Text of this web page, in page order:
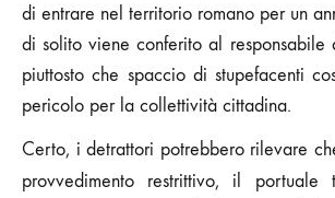
di entrare nel territorio romano per un
di solito viene conferito al
piuttosto che spaccio di stupefacenti
pericolo per la collettività cittadina.
Certo, i detrattori potrebbero rilevare
provvedimento restrittivo, il portuale